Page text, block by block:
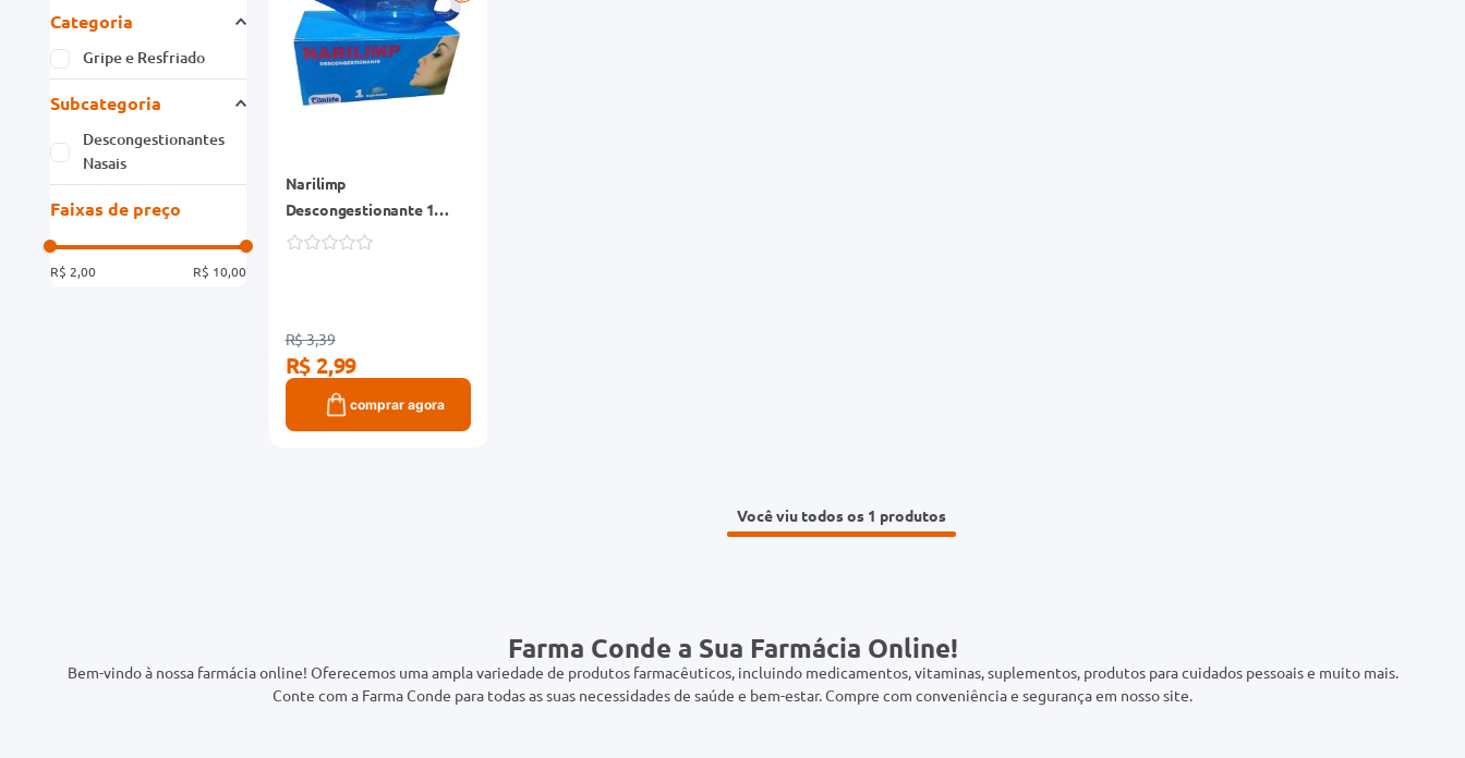
Categoria
Gripe e Resfriado
Subcategoria
Descongestionantes
Nasais
Faixas de preço
R$ 2,00 R$ 10,00
Narilimp
Descongestionante 1
Squeeze
R$ 3,39
R$ 2,99
comprar agora
Você viu todos os 1
Farma Conde a Sua Farmácia Online!
Bem-vindo à nossa farmácia online! Oferecemos uma ampla variedade de produtos farmacêuticos, incluindo medicamentos, vitaminas, suplementos, produtos para cuidados pessoais e muito mais.
Conte com a Farma Conde para todas as suas necessidades de saúde e bem-estar. Compre com conveniência e segurança em nosso site.